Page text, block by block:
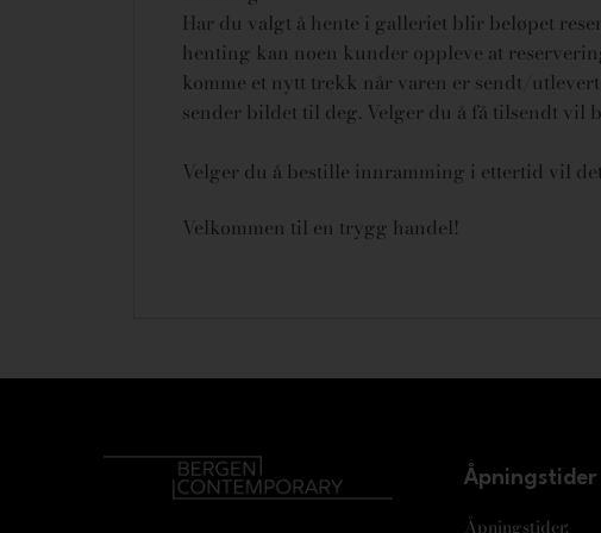
Har du valgt å hente i galleriet blir beløpet
henting kan noen kunder oppleve at
komme et nytt trekk når varen er sendt/
sender bildet til deg. Velger du å få tilsendt
Velger du å bestille innramming i ettertid vil
Velkommen til en trygg handel!
Åpningstider
Åpningstider: